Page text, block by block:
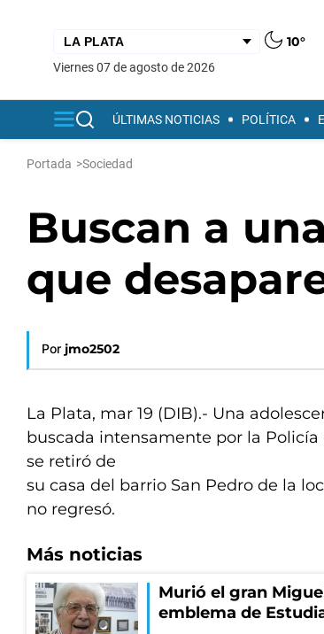
10°
viernes 07 de agosto de 2026
ÚLTIMAS NOTICIAS POLÍTICA
Portada >Sociedad
Buscan a
que
Por jmo2502
La Plata, mar 19 (DIB).- Una
buscada intensamente por la
se retiró de
su casa del barrio San Pedro de la
no regresó.
Más noticias
Murió el gran
emblema de